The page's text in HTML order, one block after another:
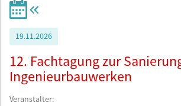
19.11.2026
12. Fachtagung zur
Ingenieurbauwerken
Veranstalter: